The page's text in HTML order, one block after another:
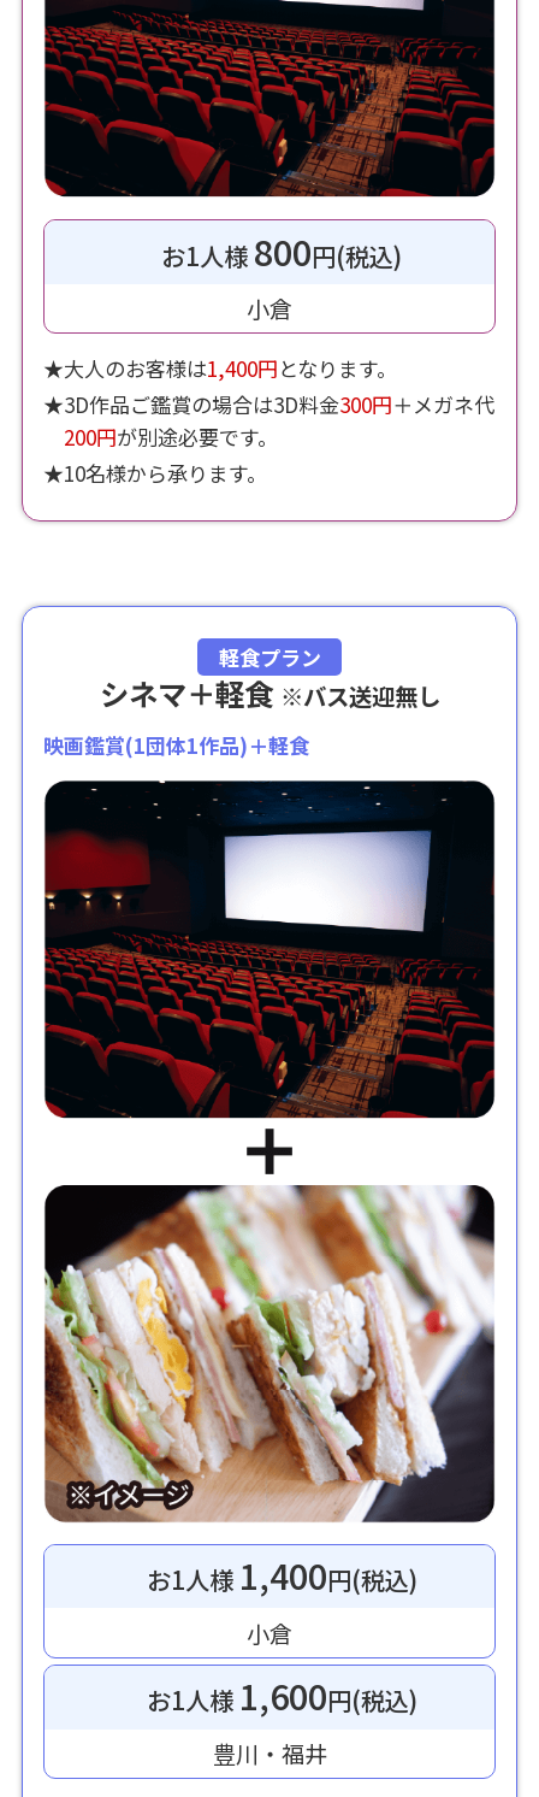
お1人様 800円(税込)
小倉
★大人のお客様は1,400円となります。
★3D作品ご鑑賞の場合は3D料金300円＋メガネ代
200円が別途必要です。
★10名様から承ります。
軽食プラン
シネマ＋軽食 ※バス送迎無し
映画鑑賞(1団体1作品)＋軽食
お1人様 1,400円(税込)
小倉
お1人様 1,600円(税込)
豊川・福井